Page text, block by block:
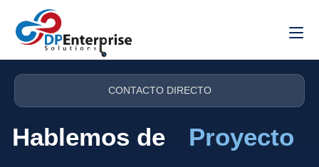
CONTACTO DIRECTO
Hablemos de
Proyecto